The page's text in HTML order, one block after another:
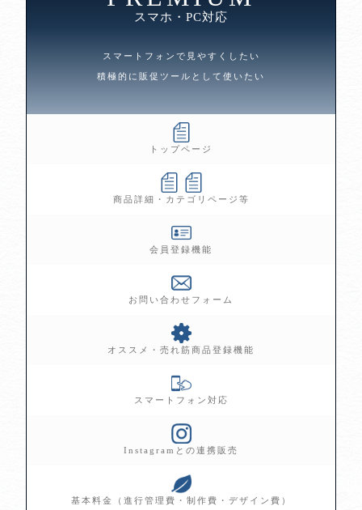
スマホ・PC対応
スマートフォンで見やすくしたい
積極的に販促ツールとして使いたい
トップページ
商品詳細・カテゴリページ等
会員登録機能
お問い合わせフォーム
オススメ・売れ筋商品登録機能
スマートフォン対応
Instagramとの連携販売
基本料金（進行管理費・制作費・デザイン費）